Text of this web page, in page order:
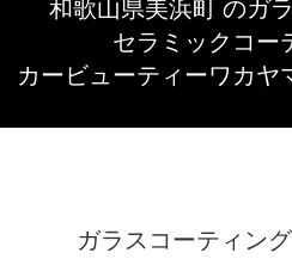
和歌山県美浜町 のガ
セラミックコー
カービューティーワカヤ
ガラスコーティン